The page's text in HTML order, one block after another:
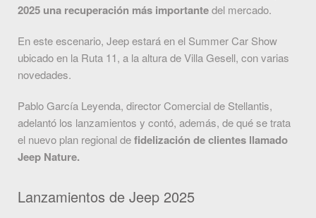
2025 una recuperación más importantedel mercado.
En este escenario, Jeep estará en el Summer Car Show
ubicado en la Ruta 11, a la altura de Villa Gesell, con varias
novedades.
Pablo García Leyenda, director Comercial de Stellantis,
adelantó los lanzamientos y contó, además, de qué se trata
el nuevo plan regional defidelización de clientes llamado
Jeep Nature.
Lanzamientos de Jeep 2025